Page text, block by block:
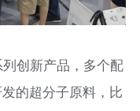
创新产品，多个配
的超分子原料，比